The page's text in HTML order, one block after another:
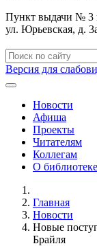
Пункт выдачи № 3
ул. Юрьевская, д.
Версия для
Новости
Афиша
Проекты
Читателям
Коллегам
О библиотеке
Главная
Новости
Новые
Брайля